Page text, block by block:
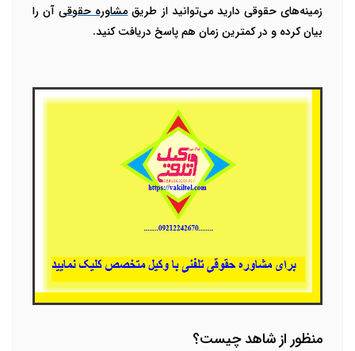
زمینه‌های حقوقی دارید می‌توانید از طریقمشاوره حقوقیآن را
بیان کرده و در کمترین زمان هم پاسخ دریافت کنید.
منظور از شاهد چیست؟